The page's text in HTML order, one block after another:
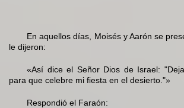
En aquellos días, Moisés y Aarón se
le dijeron:
«Así dice el Señor Dios de Israel:
para que celebre mi fiesta en el desierto."»
Respondió el Faraón: